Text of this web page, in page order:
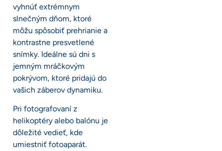
vyhnúť extrémnym
slnečným dňom, ktoré
môžu spôsobiť prehrianie a
kontrastne presvetlené
snímky. Ideálne sú dni s
jemným mráčkovým
pokrývom, ktoré pridajú do
vašich záberov dynamiku.
Pri fotografovaní z
helikoptéry alebo balónu je
dôležité vedieť, kde
umiestniť fotoaparát.